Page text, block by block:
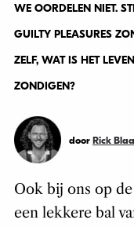
WE OORDELEN NIET.
GUILTY PLEASURES
ZELF, WAT IS HET
ZONDIGEN?
door Rick
Ook bij ons op
een lekkere bal